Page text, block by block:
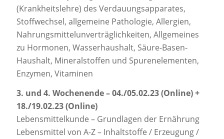
(Krankheitslehre) des Verdauungsapparates,
Stoffwechsel, allgemeine Pathologie, Allergien,
Nahrungsmittelunverträglichkeiten, Allgemeines
zu Hormonen, Wasserhaushalt, Säure-Basen-
Haushalt, Mineralstoffen und Spurenelementen,
Enzymen, Vitaminen
3. und 4. Wochenende – 04./05.02.23 (Online) +
18./19.02.23 (Online)
Lebensmittelkunde – Grundlagen der Ernährung
Lebensmittel von A-Z – Inhaltstoffe / Erzeugung /